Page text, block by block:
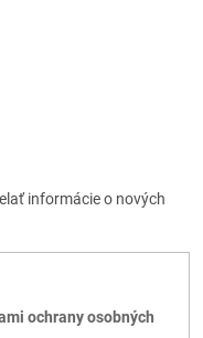
informácie o nových
ochrany osobných